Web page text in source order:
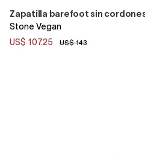
Zapatilla barefoot sin cordones
Stone Vegan
US$ 107.25
US$ 143